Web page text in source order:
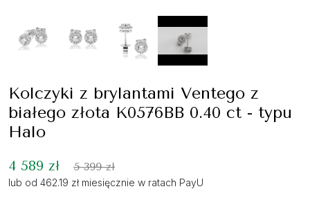
Kolczyki z brylantami Ventego z
białego złota K0576BB 0.40 ct - typu
Halo
4 589 zł 5 399 zł
lub od 462.19 zł miesięcznie w ratach PayU